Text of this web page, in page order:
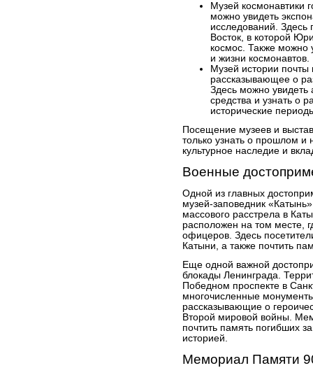
Музей космонавтики
можно увидеть
исследований. Здесь
Восток, в которой
космос. Также можно
и жизни космонавтов.
Музей истории
рассказывающее о
Здесь можно
средства и узнать о
исторические
Посещение музеев и
только узнать о прошлом и
культурное наследие и
Военные
Одной из главных
музей-заповедник
массового расстрела в
расположен на том месте,
офицеров. Здесь
Катыни, а также почтить
Еще одной важной
блокады Ленинграда.
Победном проспекте в
многочисленные
рассказывающие о
Второй мировой войны.
почтить память погибших
историей.
Мемориал Памяти